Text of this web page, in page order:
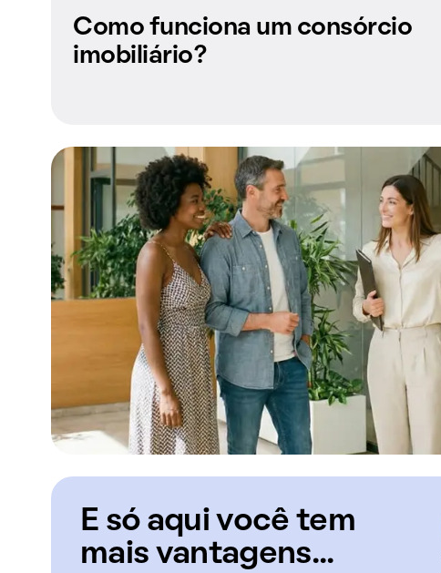
Como funciona um consórcio
imobiliário?
E só aqui você tem
mais vantagens...